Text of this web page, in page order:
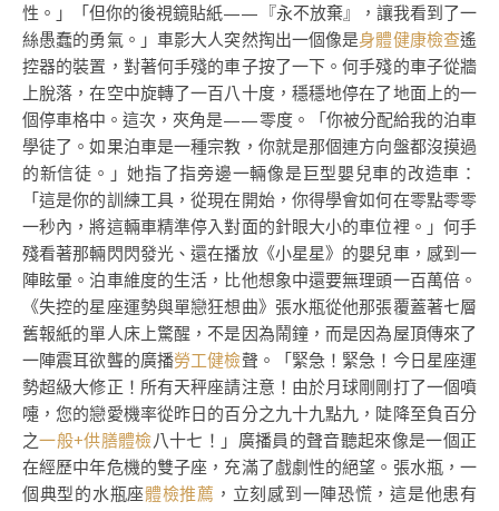
性。」「但你的後視鏡貼紙——『永不放棄』，讓我看到了一
絲愚蠢的勇氣。」車影大人突然掏出一個像是身體健康檢查遙
控器的裝置，對著何手殘的車子按了一下。何手殘的車子從牆
上脫落，在空中旋轉了一百八十度，穩穩地停在了地面上的一
個停車格中。這次，夾角是——零度。「你被分配給我的泊車
學徒了。如果泊車是一種宗教，你就是那個連方向盤都沒摸過
的新信徒。」她指了指旁邊一輛像是巨型嬰兒車的改造車：
「這是你的訓練工具，從現在開始，你得學會如何在零點零零
一秒內，將這輛車精準停入對面的針眼大小的車位裡。」何手
殘看著那輛閃閃發光、還在播放《小星星》的嬰兒車，感到一
陣眩暈。泊車維度的生活，比他想象中還要無理頭一百萬倍。
《失控的星座運勢與單戀狂想曲》張水瓶從他那張覆蓋著七層
舊報紙的單人床上驚醒，不是因為鬧鐘，而是因為屋頂傳來了
一陣震耳欲聾的廣播勞工健檢聲。「緊急！緊急！今日星座運
勢超級大修正！所有天秤座請注意！由於月球剛剛打了一個噴
嚏，您的戀愛機率從昨日的百分之九十九點九，陡降至負百分
之一般+供膳體檢八十七！」廣播員的聲音聽起來像是一個正
在經歷中年危機的雙子座，充滿了戲劇性的絕望。張水瓶，一
個典型的水瓶座體檢推薦 ，立刻感到一陣恐慌，這是他患有